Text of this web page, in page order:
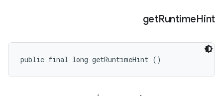
getRuntimeHint
public final long getRuntimeHint ()